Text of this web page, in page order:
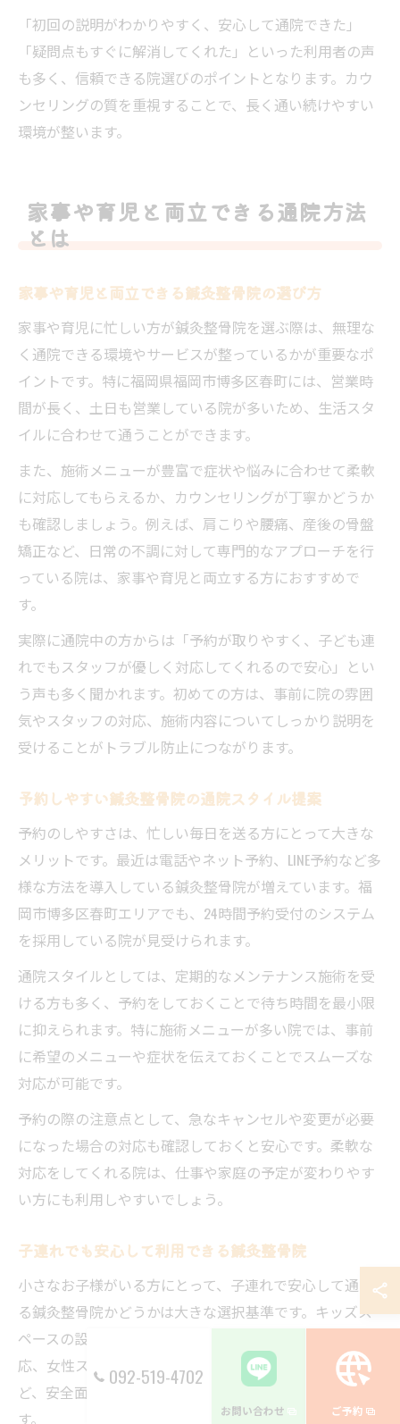
「初回の説明がわかりやすく、安心して通院できた」
「疑問点もすぐに解消してくれた」といった利用者の声
も多く、信頼できる院選びのポイントとなります。カウ
ンセリングの質を重視することで、長く通い続けやすい
環境が整います。
家事や育児と両立できる通院方法
とは
家事や育児と両立できる鍼灸整骨院の選び方
家事や育児に忙しい方が鍼灸整骨院を選ぶ際は、無理な
く通院できる環境やサービスが整っているかが重要なポ
イントです。特に福岡県福岡市博多区春町には、営業時
間が長く、土日も営業している院が多いため、生活スタ
イルに合わせて通うことができます。
また、施術メニューが豊富で症状や悩みに合わせて柔軟
に対応してもらえるか、カウンセリングが丁寧かどうか
も確認しましょう。例えば、肩こりや腰痛、産後の骨盤
矯正など、日常の不調に対して専門的なアプローチを行
っている院は、家事や育児と両立する方におすすめで
す。
実際に通院中の方からは「予約が取りやすく、子ども連
れでもスタッフが優しく対応してくれるので安心」とい
う声も多く聞かれます。初めての方は、事前に院の雰囲
気やスタッフの対応、施術内容についてしっかり説明を
受けることがトラブル防止につながります。
予約しやすい鍼灸整骨院の通院スタイル提案
予約のしやすさは、忙しい毎日を送る方にとって大きな
メリットです。最近は電話やネット予約、LINE予約など多
様な方法を導入している鍼灸整骨院が増えています。福
岡市博多区春町エリアでも、24時間予約受付のシステム
を採用している院が見受けられます。
通院スタイルとしては、定期的なメンテナンス施術を受
ける方も多く、予約をしておくことで待ち時間を最小限
に抑えられます。特に施術メニューが多い院では、事前
に希望のメニューや症状を伝えておくことでスムーズな
対応が可能です。
予約の際の注意点として、急なキャンセルや変更が必要
になった場合の対応も確認しておくと安心です。柔軟な
対応をしてくれる院は、仕事や家庭の予定が変わりやす
い方にも利用しやすいでしょう。
子連れでも安心して利用できる鍼灸整骨院
小さなお子様がいる方にとって、子連れで安心して通え
る鍼灸整骨院かどうかは大きな選択基準です。キッズス
ペースの設置やベビーカーのまま入れるバリアフリー対
応、女性スタッフや国家資格を持つスタッフの在籍な
ど、安全面や配慮が行き届いている院が支持されていま
す。
092-519-4702
お問い合わせ ご予約